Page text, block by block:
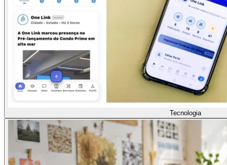
Tecnologia